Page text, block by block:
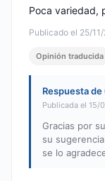
Publicado el 25/
Poca variedad,
Opinión traducida
Respuesta de
Publicada el 15/
Gracias por
su
se lo